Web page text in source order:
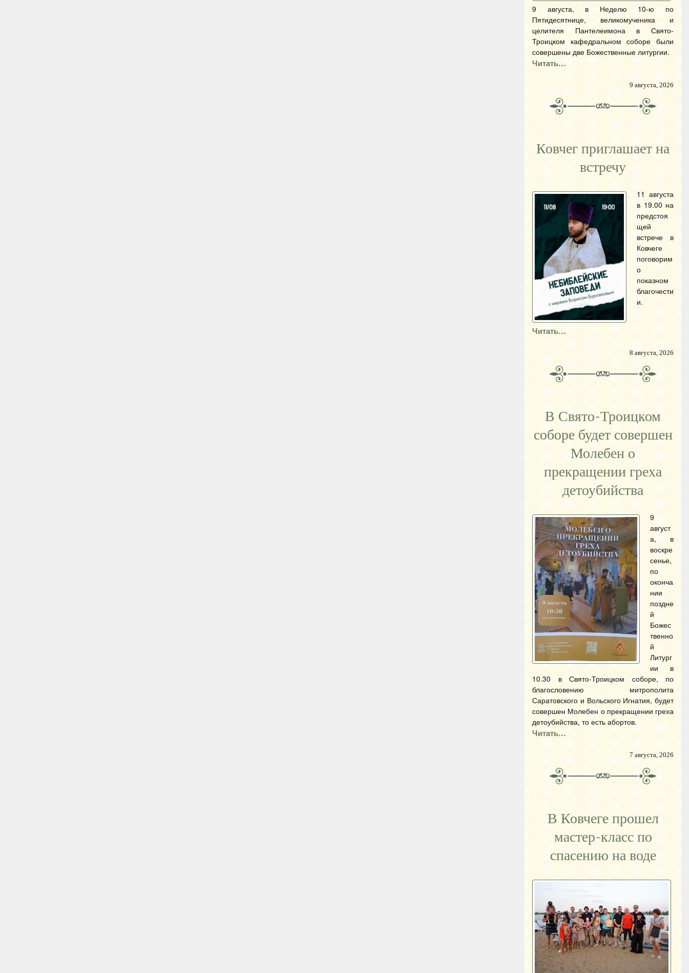
9 августа, в Неделю 10-ю по
Пятидесятнице, великомученика и
целителя Пантелеимона в Свято-
Троицком кафедральном соборе были
совершены две Божественные литургии.
Читать…
9 августа, 2026
Ковчег приглашает на
встречу
11 августа
в 19.00 на
предстоя
щей
встрече в
Ковчеге
поговорим
о
показном
благочести
и.
Читать…
8 августа, 2026
В Свято-Троицком
соборе будет совершен
Молебен о
прекращении греха
детоубийства
9
август
а, в
воскре
сенье,
по
оконча
нии
поздне
й
Божес
твенно
й
Литург
ии в
10.30 в Свято-Троицком соборе, по
благословению митрополита
Саратовского и Вольского Игнатия, будет
совершен Молебен о прекращении греха
детоубийства, то есть абортов.
Читать…
7 августа, 2026
В Ковчеге прошел
мастер-класс по
спасению на воде